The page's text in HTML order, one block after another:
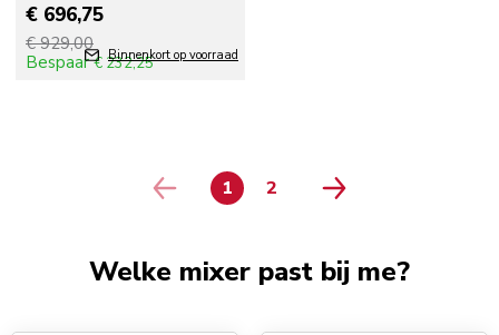
€ 696,75
€ 929,00
Bespaar € 232,25
Binnenkort op voorraad
PAGE
1 PAGE
2
Welke mixer past bij me?